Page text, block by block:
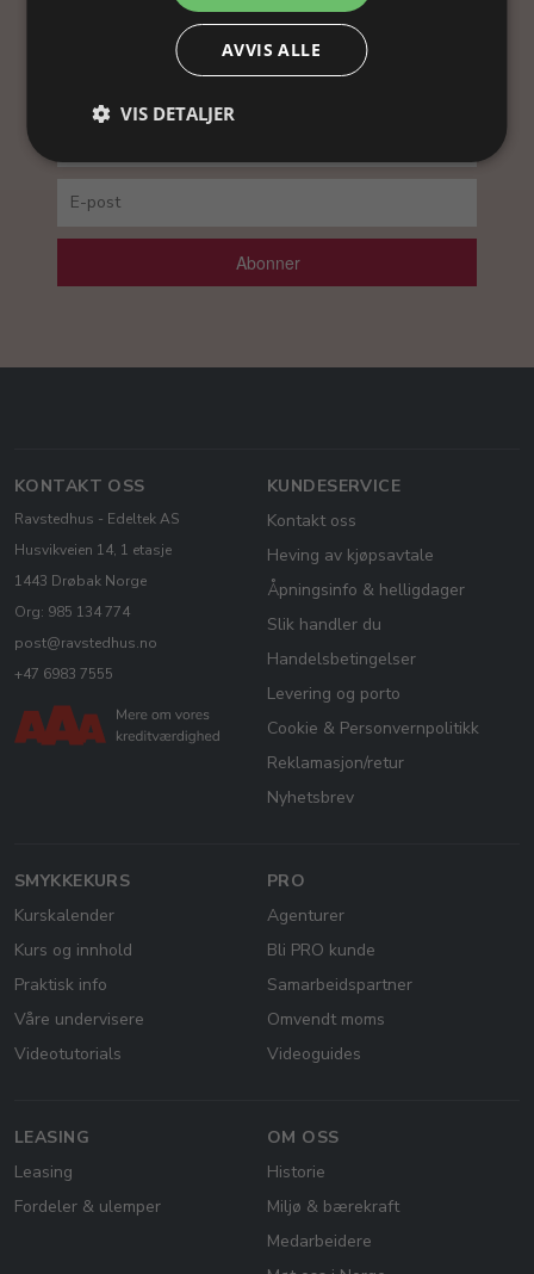
smykkefremstilling.
Ved å abonnere på vårt nyhetsbrev, godtar du vår
personvernpolitikk.
Abonner
KONTAKT OSS
Ravstedhus - Edeltek AS
Husvikveien 14, 1 etasje
1443 Drøbak Norge
Org: 985 134 774
post@ravstedhus.no
+47 6983 7555
KUNDESERVICE
Kontakt oss
Heving av kjøpsavtale
Åpningsinfo & helligdager
Slik handler du
Handelsbetingelser
Levering og porto
Cookie & Personvernpolitikk
Reklamasjon/retur
Nyhetsbrev
SMYKKEKURS
Kurskalender
Kurs og innhold
Praktisk info
Våre undervisere
Videotutorials
PRO
Agenturer
Bli PRO kunde
Samarbeidspartner
Omvendt moms
Videoguides
LEASING
Leasing
Fordeler & ulemper
OM OSS
Historie
Miljø & bærekraft
Medarbeidere
AVVIS ALLE
VIS DETALJER